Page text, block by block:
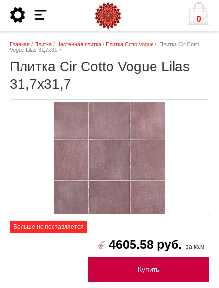
0
Главная / Плитка / Настенная плитка / Плитка Cotto Vogue / Плитка Cir Cotto
Vogue Lilas 31,7х31,7
Плитка Cir Cotto Vogue Lilas
31,7х31,7
Больше не поставляется
4605.58 руб. за кв.м
Купить